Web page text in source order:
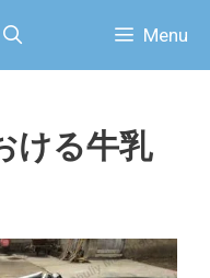
Menu
ける牛乳